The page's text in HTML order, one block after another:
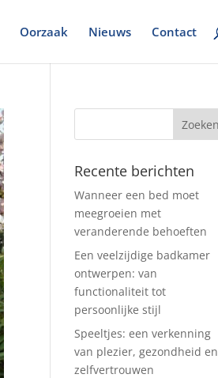
Oorzaak Nieuws Contact
Recente berichten
Wanneer een bed moet
meegroeien met
veranderende behoeften
Een veelzijdige badkamer
ontwerpen: van
functionaliteit tot
persoonlijke stijl
Speeltjes: een verkenning
van plezier, gezondheid en
zelfvertrouwen